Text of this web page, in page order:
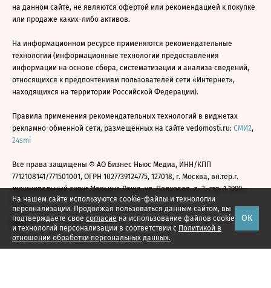
На нашем сайте используются cookie-файлы и технологии
персонализации. Продолжая пользоваться данным сайтом, вы
подтверждаете свое согласие на использование файлов cookie
и технологий персонализации в соответствии с Политикой в
отношении обработки персональных данных.
ОК
на данном сайте, не являются офертой или рекомендацией к покупке
или продаже каких-либо активов.
На информационном ресурсе применяются рекомендательные
технологии (информационные технологии предоставления
информации на основе сбора, систематизации и анализа сведений,
относящихся к предпочтениям пользователей сети «Интернет»,
находящихся на территории Российской Федерации).
Правила применения рекомендательных технологий в виджетах
рекламно-обменной сети, размещенных на сайте vedomosti.ru: СМИ2,
24smi
Все права защищены © АО Бизнес Ньюс Медиа, ИНН/КПП
7712108141/771501001, ОГРН 1027739124775, 127018, г. Москва, вн.тер.г.
муниципальный округ Марьина Роща, ул. Полковая, д. 3, стр. 1 1999—
2026